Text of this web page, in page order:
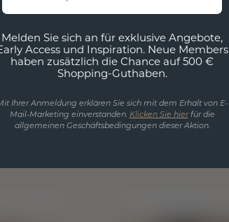
Melden Sie sich an für exklusive Angebote,
Access und Inspiration. Neue Members
haben zusätzlich die Chance auf 500 €
Shopping-Guthaben.
Ihrer Anmeldung erklären Sie sich mit dem Erhalt von E-
Mail-Marketing einverstanden. Klicken Sie hierfür die
allgemeinen Geschäftsbedingungen dieser Aktion.